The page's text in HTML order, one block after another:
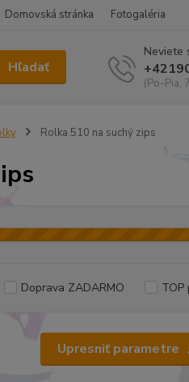
Domovská stránka Fotogaléria
Hľadať
Neviete
(Po-Pia,
Rolka 510 na suchý zips
Upresniť parametre
Doprava ZADARMO TOP